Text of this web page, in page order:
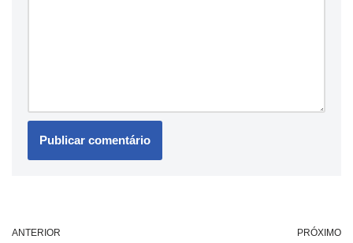
ANTERIOR PRÓXIMO